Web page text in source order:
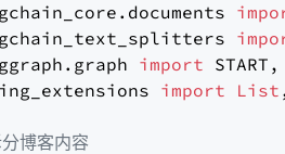
import
import List
博客内容